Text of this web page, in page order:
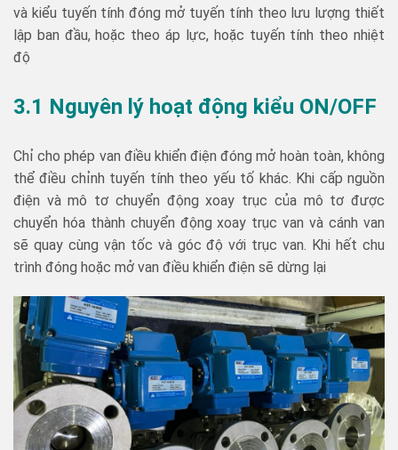
và kiểu tuyến tính đóng mở tuyến tính theo lưu lượng thiết
lập ban đầu, hoặc theo áp lực, hoặc tuyến tính theo nhiệt
độ
3.1 Nguyên lý hoạt động kiểu ON/OFF
Chỉ cho phép van điều khiển điện đóng mở hoàn toàn, không
thể điều chỉnh tuyến tính theo yếu tố khác. Khi cấp nguồn
điện và mô tơ chuyển động xoay trục của mô tơ được
chuyển hóa thành chuyển động xoay trục van và cánh van
sẽ quay cùng vận tốc và góc độ với trục van. Khi hết chu
trình đóng hoặc mở van điều khiển điện sẽ dừng lại